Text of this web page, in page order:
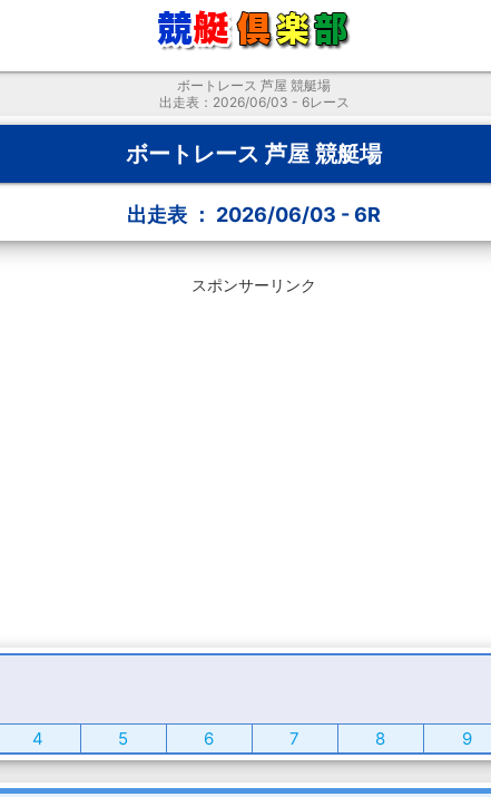
ボートレース 芦屋 競艇場
出走表：2026/06/03 - 6レース
ボートレース 芦屋 競艇場
出走表 ： 2026/06/03 - 6R
スポンサーリンク
4 5 6 7 8 9